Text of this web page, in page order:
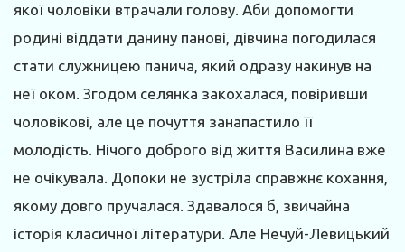
якої чоловіки втрачали голову. Аби допомогти
родині віддати данину панові, дівчина погодилася
стати служницею панича, який одразу накинув на
неї оком. Згодом селянка закохалася, повіривши
чоловікові, але це почуття занапастило її
молодість. Нічого доброго від життя Василина вже
не очікувала. Допоки не зустріла справжнє кохання,
якому довго пручалася. Здавалося б, звичайна
історія класичної літератури. Але Нечуй-Левицький